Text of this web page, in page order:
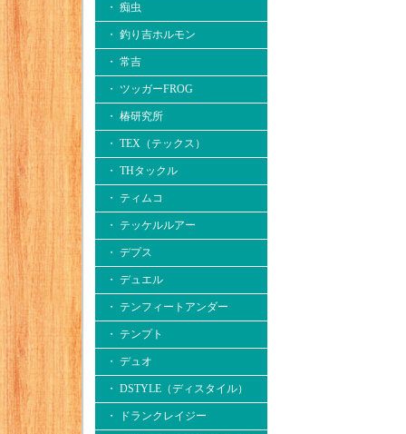
・ 痴虫
・ 釣り吉ホルモン
・ 常吉
・ ツッガーFROG
・ 椿研究所
・ TEX（テックス）
・ THタックル
・ ティムコ
・ テッケルルアー
・ デプス
・ デュエル
・ テンフィートアンダー
・ テンプト
・ デュオ
・ DSTYLE（ディスタイル）
・ ドランクレイジー